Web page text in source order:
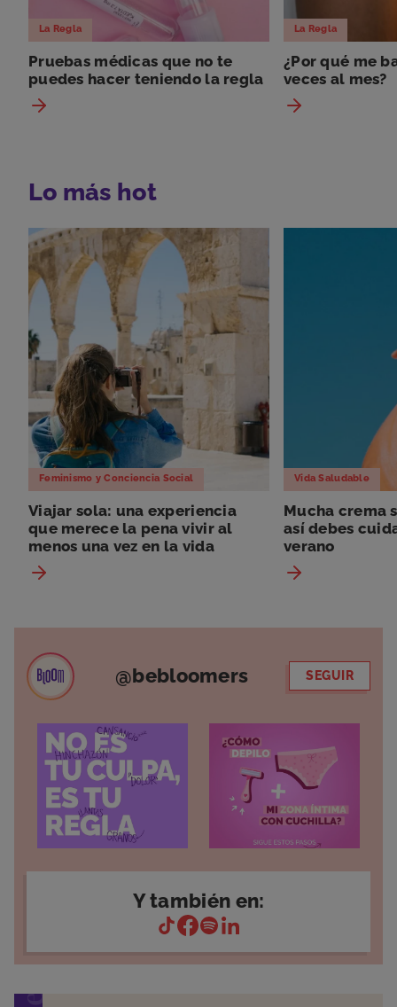
La Regla
Pruebas médicas que no te
puedes hacer teniendo la regla
La Regla
¿Por qué me
veces al mes?
Lo más hot
Feminismo y Conciencia Social
Viajar sola: una experiencia
que merece la pena vivir al
menos una vez en la vida
Vida Saludable
Mucha crema
así debes
verano
@bebloomers SEGUIR
Y también en: